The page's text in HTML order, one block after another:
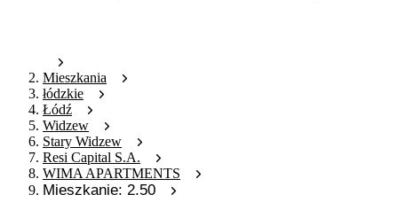
Mieszkania
łódzkie
Łódź
Widzew
Stary Widzew
Resi Capital S.A.
WIMA APARTMENTS
Mieszkanie: 2.50